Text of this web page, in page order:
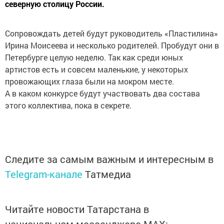
северную столицу России.
Сопровождать детей будут руководитель «Пластилина»
Ирина Моисеева и несколько родителей. Пробудут они в
Петербурге целую неделю. Так как среди юных
артистов есть и совсем маленькие, у некоторых
провожающих глаза были на мокром месте.
А в каком конкурсе будут участвовать два состава
этого коллектива, пока в секрете.
Следите за самым важным и интересным в
Telegram-канале Татмедиа
Читайте новости Татарстана в